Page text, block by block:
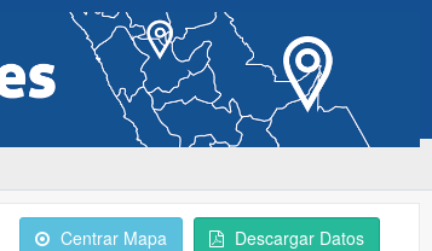
Centrar Mapa Descargar Datos